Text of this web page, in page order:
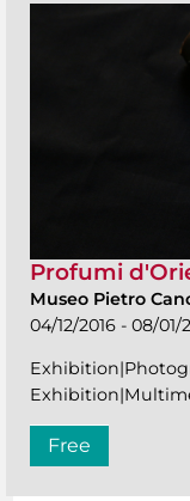
Profumi
Museo Pietro
04/12/2016 - 08/01/
Free